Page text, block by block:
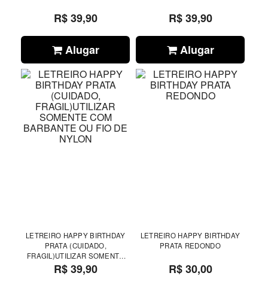
R$ 39,90
Alugar
R$ 39,90
Alugar
LETREIRO HAPPY BIRTHDAY
PRATA (CUIDADO,
FRAGIL)UTILIZAR SOMENTE
COM BARBANTE OU FIO DE
NYLON
R$ 39,90
LETREIRO HAPPY BIRTHDAY
PRATA REDONDO
R$ 30,00